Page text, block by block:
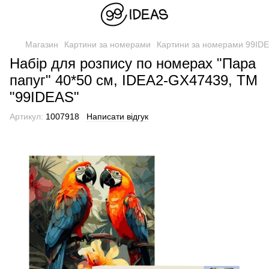
Магазин Картини за номерами Картини за номерами
Набір для розпису по номерах "Пара
папуг" 40*50 см, IDEA2-GX47439, ТМ
"99IDEAS"
Артикул: 1007918 Написати відгук